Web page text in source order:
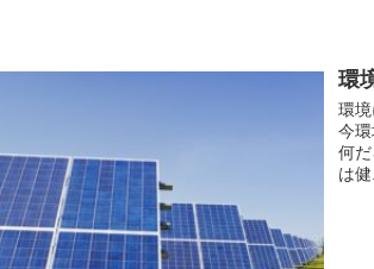
環
環
今
何
は